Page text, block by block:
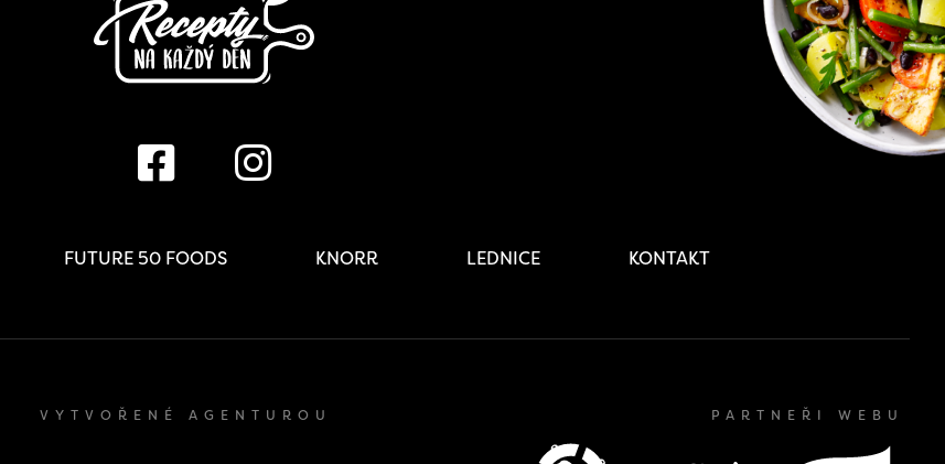
FUTURE 50 FOODS KNORR LEDNICE KONTAKT
VYTVOŘENÉ AGENTUROU PARTNEŘI WEBU